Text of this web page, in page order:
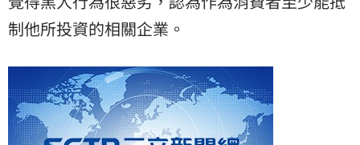
制他所投資的相關企業。